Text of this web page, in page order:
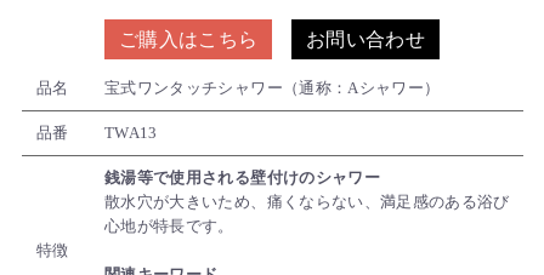
ご購入はこちら お問い合わせ
品名 宝式ワンタッチシャワー（通称：Aシャワー）
品番 TWA13
特徴
銭湯等で使用される壁付けのシャワー
散水穴が大きいため、痛くならない、満足感のある浴び
心地が特長です。